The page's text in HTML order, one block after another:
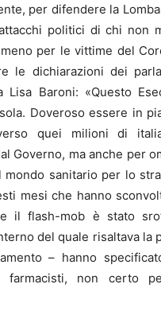
per difendere la
politici di chi non
per le vittime del
le dichiarazioni dei
Lisa Baroni: «Questo
Doveroso essere in
quei milioni di
Governo, ma anche per
mondo sanitario per lo
mesi che hanno
il flash-mob è stato
del quale risaltava la
– hanno
farmacisti, non certo